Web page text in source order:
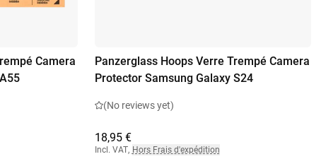
Camera
Panzerglass Hoops Verre Trempé Camera
Protector Samsung Galaxy S24
(No reviews yet)
18,95 €
Incl. VAT, Hors Frais d'expédition